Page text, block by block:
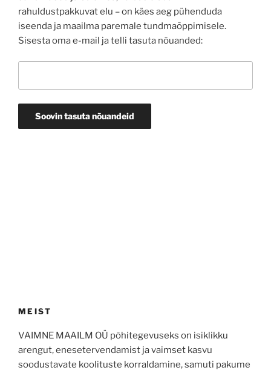
rahuldustpakkuvat elu – on käes aeg pühenduda
iseenda ja maailma paremale tundmaõppimisele.
Sisesta oma e-mail ja telli tasuta nõuanded:
MEIST
VAIMNE MAAILM OÜ põhitegevuseks on isiklikku
arengut, enesetervendamist ja vaimset kasvu
soodustavate koolituste korraldamine, samuti pakume